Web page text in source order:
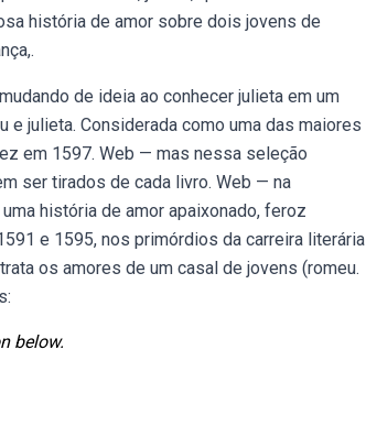
história de amor sobre dois jovens de
de ideia ao conhecer julieta em um
julieta. Considerada como uma das maiores
em 1597. Web — mas nessa seleção
ser tirados de cada livro. Web — na
história de amor apaixonado, feroz
e 1595, nos primórdios da carreira literária
os amores de um casal de jovens (romeu.
below.